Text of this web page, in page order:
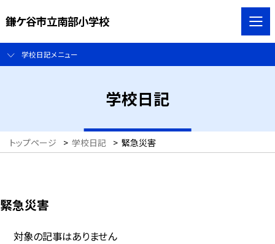
鎌ケ谷市立南部小学校
学校日記メニュー
学校日記
トップページ > 学校日記 > 緊急災害
緊急災害
対象の記事はありません